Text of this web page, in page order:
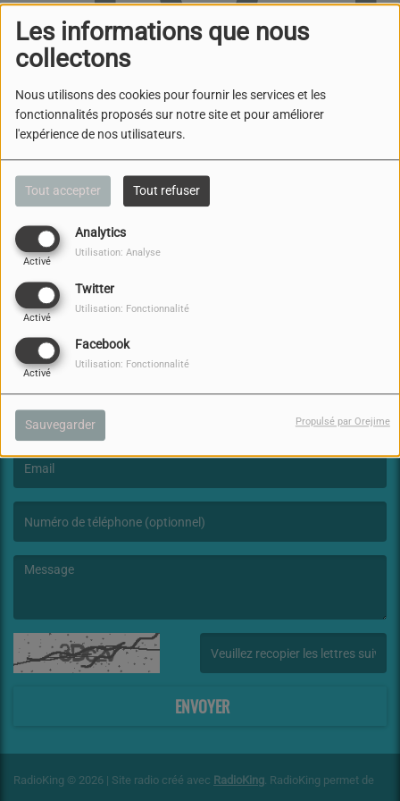
Les informations que nous
collectons
Nous utilisons des cookies pour fournir les services et les
fonctionnalités proposés sur notre site et pour améliorer
l'expérience de nos utilisateurs.
Tout accepter Tout refuser
Analytics
Activé
Utilisation: Analyse
Twitter
Activé
Utilisation: Fonctionnalité
Facebook
Activé
Utilisation: Fonctionnalité
Sauvegarder Propulsé par Orejime
Oups, vous avez
rencontré une erreur.
Il semble que la page que vous recherchez n’existe
NOUS CONTACTER
(Le nom est obligatoire. )
ENVOYER
RadioKing © 2026 | Site radio créé avec RadioKing. RadioKing permet de